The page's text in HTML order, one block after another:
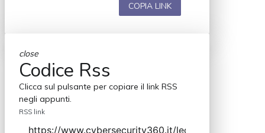
COPIA LINK
close
Codice Rss
Clicca sul pulsante per copiare il link RSS
negli appunti.
RSS link